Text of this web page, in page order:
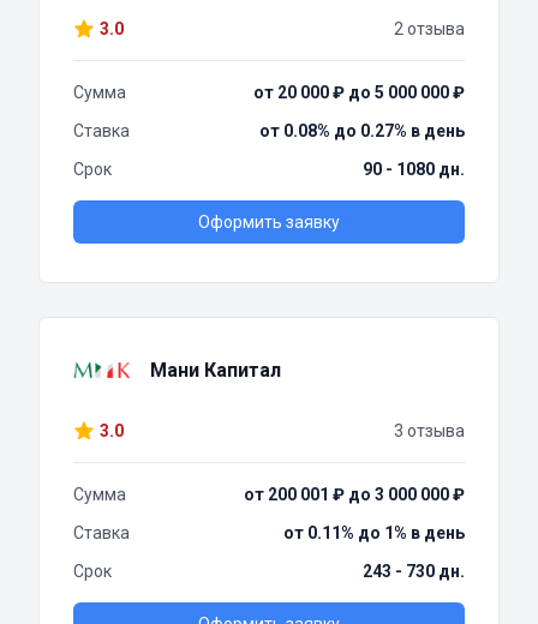
3.0 2 отзыва
Сумма
от 20 000 ₽ до 5 000 000 ₽
Ставка
от 0.08% до 0.27% в день
Срок
90 - 1080 дн.
Оформить заявку
Мани Капитал
3.0 3 отзыва
Сумма
от 200 001 ₽ до 3 000 000 ₽
Ставка
от 0.11% до 1% в день
Срок
243 - 730 дн.